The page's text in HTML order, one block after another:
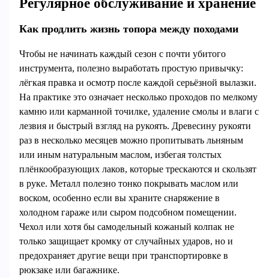
Как продлить жизнь топора между походами
Чтобы не начинать каждый сезон с почти убитого
инструмента, полезно выработать простую привычку:
лёгкая правка и осмотр после каждой серьёзной вылазки.
На практике это означает несколько проходов по мелкому
камню или карманной точилке, удаление смолы и влаги с
лезвия и быстрый взгляд на рукоять. Древесину рукояти
раз в несколько месяцев можно пропитывать льняным
или иным натуральным маслом, избегая толстых
плёнкообразующих лаков, которые трескаются и скользят
в руке. Металл полезно тонко покрывать маслом или
воском, особенно если вы храните снаряжение в
холодном гараже или сыром подсобном помещении.
Чехол или хотя бы самодельный кожаный колпак не
только защищает кромку от случайных ударов, но и
предохраняет другие вещи при транспортировке в
рюкзаке или багажнике.